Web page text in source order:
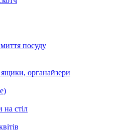
посуду
органайзери
на стіл